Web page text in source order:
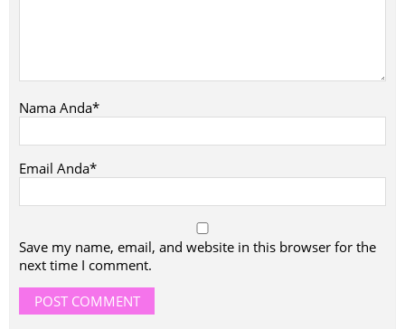
Nama Anda*
Email Anda*
Save my name, email, and website in this browser for the
next time I comment.